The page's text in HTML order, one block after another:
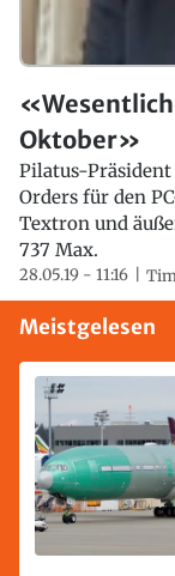
Oktober»
Pilatus-
Orders für den
Textron und
737 Max.
28.05.19 - 11:16
Meistgelesen